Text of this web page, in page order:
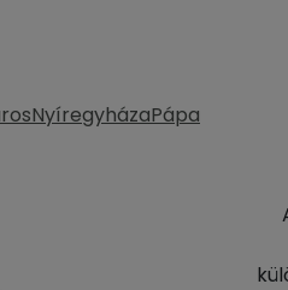
NyíregyházaPápa